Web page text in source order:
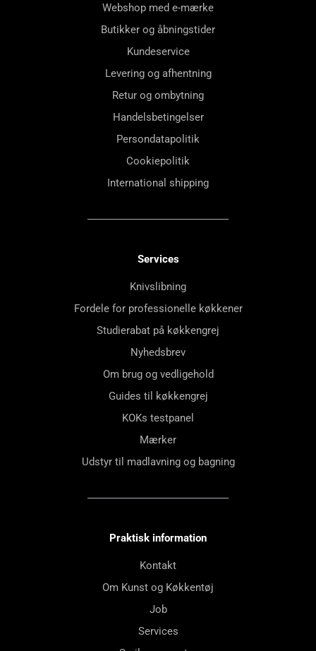
Webshop med e-mærke
Butikker og åbningstider
Kundeservice
Levering og afhentning
Retur og ombytning
Handelsbetingelser
Persondatapolitik
Cookiepolitik
International shipping
Services
Knivslibning
Fordele for professionelle køkkener
Studierabat på køkkengrej
Nyhedsbrev
Om brug og vedligehold
Guides til køkkengrej
KOKs testpanel
Mærker
Udstyr til madlavning og bagning
Praktisk information
Kontakt
Om Kunst og Køkkentøj
Job
Services